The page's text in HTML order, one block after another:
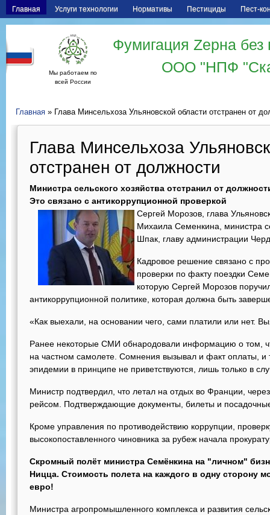
Главная Услуги технологии Нормативы Пестициды Пест-
Мы работаем по
всей России
Фумигация Zерна
ООО "НПФ
Главная » Глава Минсельхоза Ульяновской области отстранен от
Глава Минсельхоза
отстранен от должности
Министра сельского хозяйства отстранил от
Это связано с антикоррупционной проверкой
Сергей Морозов, глава
Михаила Семенкина, министра
Шпак, главу администрации
Кадровое решение связано с
проверки по факту поездки
которую Сергей Морозов
антикоррупционной политике, которая должна быть
«Как выехали, на основании чего, сами платили или нет.
Ранее некоторые СМИ обнародовали информацию о том,
на частном самолете. Сомнения вызывал и факт оплаты, и
эпидемии в принципе не приветствуются, лишь только в
Министр подтвердил, что летал на отдых во Франции,
рейсом. Подтверждающие документы, билеты и
Кроме управления по противодействию коррупции,
высокопоставленного чиновника за рубеж начала
Скромный полёт министра Семёнкина на "личном"
Ницца. Стоимость полета на каждого в одну сторону
евро!
Министра агропромышленного комплекса и развития